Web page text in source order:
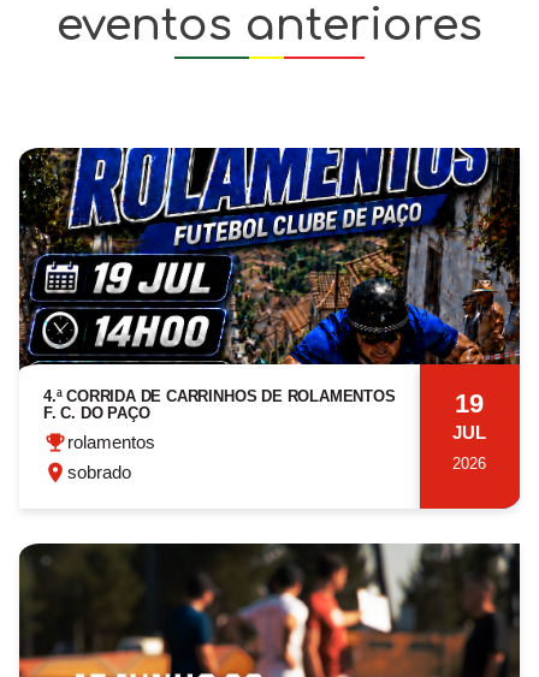
eventos anteriores
4.ª CORRIDA DE CARRINHOS DE ROLAMENTOS
F. C. DO PAÇO
rolamentos
sobrado
19
JUL
2026